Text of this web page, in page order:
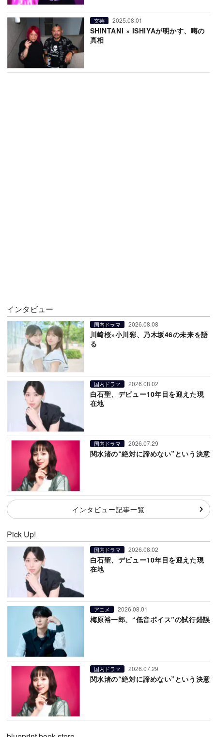
文芸 2025.08.01
SHINTANI × ISHIYAが明かす、噂の
真相
インタビュー
国内ドラマ 2026.08.08
川﨑桜×小川彩、乃木坂46の未来を語
る
国内ドラマ 2026.08.02
白石聖、デビュー10年目を迎えた現
在地
国内ドラマ 2026.07.29
関水渚の“絶対に諦めない”という決意
インタビュー記事一覧
Pick Up!
国内ドラマ 2026.08.02
白石聖、デビュー10年目を迎えた現
在地
アニメ 2026.08.01
梅原裕一郎、“低音ボイス”の試行錯誤
国内ドラマ 2026.07.29
関水渚の“絶対に諦めない”という決意